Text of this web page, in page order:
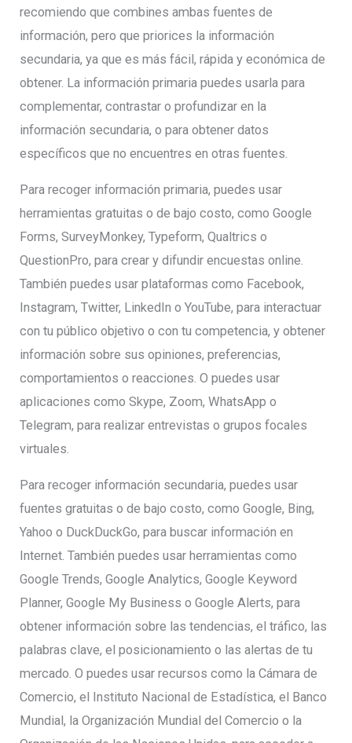
recomiendo que combines ambas fuentes de
información, pero que priorices la información
secundaria, ya que es más fácil, rápida y económica de
obtener. La información primaria puedes usarla para
complementar, contrastar o profundizar en la
información secundaria, o para obtener datos
específicos que no encuentres en otras fuentes.
Para recoger información primaria, puedes usar
herramientas gratuitas o de bajo costo, como Google
Forms, SurveyMonkey, Typeform, Qualtrics o
QuestionPro, para crear y difundir encuestas online.
También puedes usar plataformas como Facebook,
Instagram, Twitter, LinkedIn o YouTube, para interactuar
con tu público objetivo o con tu competencia, y obtener
información sobre sus opiniones, preferencias,
comportamientos o reacciones. O puedes usar
aplicaciones como Skype, Zoom, WhatsApp o
Telegram, para realizar entrevistas o grupos focales
virtuales.
Para recoger información secundaria, puedes usar
fuentes gratuitas o de bajo costo, como Google, Bing,
Yahoo o DuckDuckGo, para buscar información en
Internet. También puedes usar herramientas como
Google Trends, Google Analytics, Google Keyword
Planner, Google My Business o Google Alerts, para
obtener información sobre las tendencias, el tráfico, las
palabras clave, el posicionamiento o las alertas de tu
mercado. O puedes usar recursos como la Cámara de
Comercio, el Instituto Nacional de Estadística, el Banco
Mundial, la Organización Mundial del Comercio o la